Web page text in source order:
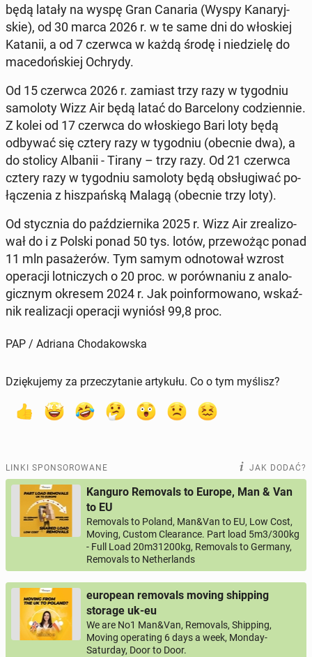
będą latały na wyspę Gran Canaria (Wyspy Ka­na­ryj­
skie), od 30 marca 2026 r. w te same dni do wło­skiej
Katanii, a od 7 czerwca w każdą środę i nie­dzie­lę do
ma­ce­doń­skiej Ochrydy.
Od 15 czerwca 2026 r. zamiast trzy razy w ty­go­dniu
sa­mo­lo­ty Wizz Air będą latać do Bar­ce­lo­ny co­dzien­nie.
Z kolei od 17 czerwca do wło­skie­go Bari loty będą
odbywać się cztery razy w ty­go­dniu (obecnie dwa), a
do stolicy Albanii - Tirany – trzy razy. Od 21 czerwca
cztery razy w ty­go­dniu sa­mo­lo­ty będą ob­słu­gi­wać po­
łą­cze­nia z hisz­pań­ską Malagą (obecnie trzy loty).
Od stycz­nia do paź­dzier­ni­ka 2025 r. Wizz Air zre­ali­zo­
wał do i z Polski ponad 50 tys. lotów, prze­wo­żąc ponad
11 mln pa­sa­że­rów. Tym samym od­no­to­wał wzrost
ope­ra­cji lot­ni­czych o 20 proc. w po­rów­na­niu z ana­lo­
gicz­nym okresem 2024 r. Jak po­in­for­mo­wa­no, wskaź­
nik re­ali­za­cji ope­ra­cji wyniósł 99,8 proc.
PAP / Adriana Chodakowska
Dziękujemy za przeczytanie artykułu. Co o tym myślisz?
LINKI SPONSOROWANE JAK DODAĆ?
Kanguro Removals to Europe, Man & Van
to EU
Removals to Poland, Man&Van to EU, Low Cost,
Moving, Custom Clearance. Part load 5m3/300kg
- Full Load 20m31200kg, Removals to Germany,
Removals to Netherlands
european removals moving shipping
storage uk-eu
We are No1 Man&Van, Removals, Shipping,
Moving operating 6 days a week, Monday-
Saturday, Door to Door.